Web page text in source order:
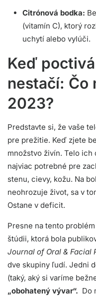
Citrónová bodka:
(vitamín C), ktorý
uchytí alebo vylúči.
Keď
nestačí: Čo
2023?
Predstavte si, že vaše
pre prežitie. Keď zjete
množstvo živín. Telo ich
najviac potrebné pre
stenu, cievy, kožu. Na
neohrozuje život, sa v
Ostane v deficit.
Presne na tento
štúdii, ktorá bola
Journal of Oral & Facial
dve skupiny ľudí. Jedni
(taký, aký si varíme
„obohatený vývar“. Do